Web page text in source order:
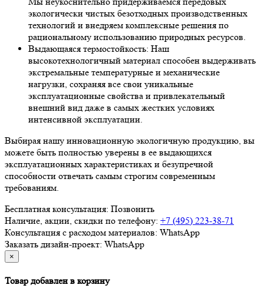
экологически чистых безотходных производственных
технологий и внедряем комплексные решения по
рациональному использованию природных ресурсов.
Выдающаяся термостойкость: Наш
высокотехнологичный материал способен выдерживать
экстремальные температурные и механические
нагрузки, сохраняя все свои уникальные
эксплуатационные свойства и привлекательный
внешний вид даже в самых жестких условиях
интенсивной эксплуатации.
Выбирая нашу инновационную экологичную продукцию, вы
можете быть полностью уверены в ее выдающихся
эксплуатационных характеристиках и безупречной
способности отвечать самым строгим современным
требованиям.
Бесплатная консультация: Позвонить
Наличие, акции, скидки по телефону: +7 (495) 223-38-71
Консультация с расходом материалов: WhatsApp
Заказать дизайн-проект: WhatsApp
×
Товар добавлен в корзину